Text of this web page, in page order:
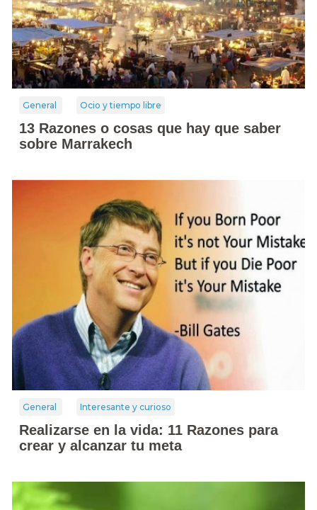
General Ocio y tiempo libre
13 Razones o cosas que hay que saber
sobre Marrakech
General Interesante y curioso
Realizarse en la vida: 11 Razones para
crear y alcanzar tu meta